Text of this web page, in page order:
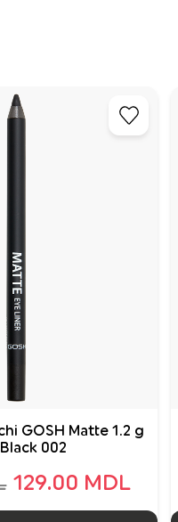
GOSH Matte 1.2 g
002
129.00 MDL